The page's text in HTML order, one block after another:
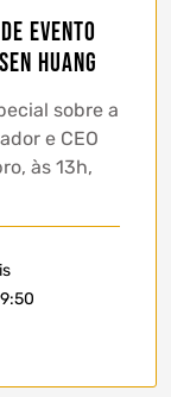
Evento
Huang
sobre a
e CEO
às 13h,